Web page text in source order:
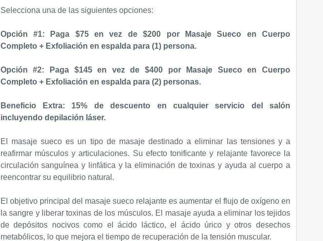
Selecciona una de las siguientes opciones:
Opción #1: Paga $75 en vez de $200 por
Masaje Sueco en Cuerpo
Completo + Exfoliación en espalda para (1) persona.
Opción #2: Paga $145 en vez de $400 por
Masaje Sueco en Cuerpo
Completo + Exfoliación en espalda para (2) personas.
Beneficio Extra: 15% de descuento en cualquier servicio del salón
incluyendo depilación láser.
El masaje sueco es un tipo de masaje destinado a eliminar las tensiones y a
reafirmar músculos y articulaciones. Su efecto tonificante y relajante favorece la
circulación sanguínea y linfática y la eliminación de toxinas y ayuda al cuerpo a
reencontrar su equilibrio natural.
El objetivo principal del masaje sueco relajante es aumentar el flujo de oxígeno en
la sangre y liberar toxinas de los músculos. El masaje ayuda a eliminar los tejidos
de depósitos nocivos como el ácido láctico, el ácido úrico y otros desechos
metabólicos, lo que mejora el tiempo de recuperación de la tensión muscular.